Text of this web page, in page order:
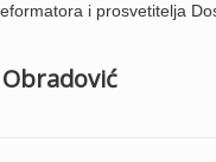
i prosvetitelja